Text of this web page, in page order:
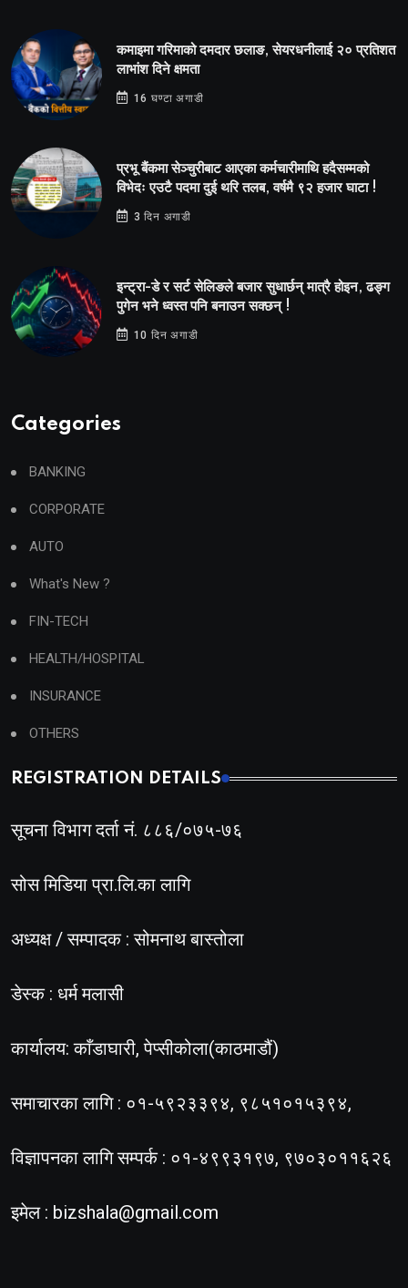
कमाइमा गरिमाको दमदार छलाङ, सेयरधनीलाई २० प्रतिशत
लाभांश दिने क्षमता
16 घण्टा अगाडी
प्रभू बैंकमा सेञ्चुरीबाट आएका कर्मचारीमाथि हदैसम्मको
विभेदः एउटै पदमा दुई थरि तलब, वर्षमै ९२ हजार घाटा !
3 दिन अगाडी
इन्ट्रा-डे र सर्ट सेलिङले बजार सुधार्छन् मात्रै होइन, ढङ्ग
पुगेन भने ध्वस्त पनि बनाउन सक्छन् !
10 दिन अगाडी
Categories
BANKING
CORPORATE
AUTO
What's New ?
FIN-TECH
HEALTH/HOSPITAL
INSURANCE
OTHERS
REGISTRATION DETAILS
सूचना विभाग दर्ता नं. ८८६/०७५-७६
सोस मिडिया प्रा.लि.का लागि
अध्यक्ष / सम्पादक : सोमनाथ बास्तोला
डेस्क : धर्म मलासी
कार्यालय: काँडाघारी, पेप्सीकोला(काठमाडौं)
समाचारका लागि : ०१-५९२३३९४, ९८५१०१५३९४,
विज्ञापनका लागि सम्पर्क : ०१-४९९३१९७, ९७०३०११६२६
इमेल : bizshala@gmail.com